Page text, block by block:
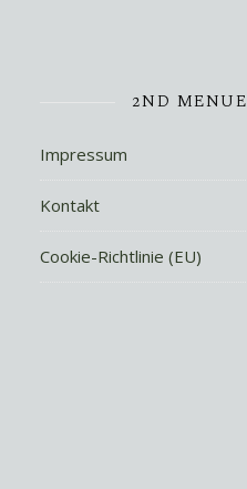
2ND MENUE
Impressum
Kontakt
Cookie-Richtlinie (EU)